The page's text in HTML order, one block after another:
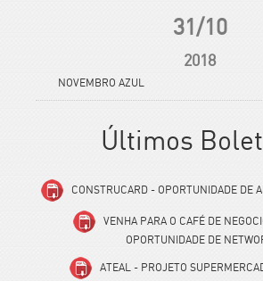
31/10
2018
NOVEMBRO AZUL
Últimos
CONSTRUCARD - OPORTUNIDADE DE
VENHA PARA O CAFÉ DE
OPORTUNIDADE DE
ATEAL - PROJETO